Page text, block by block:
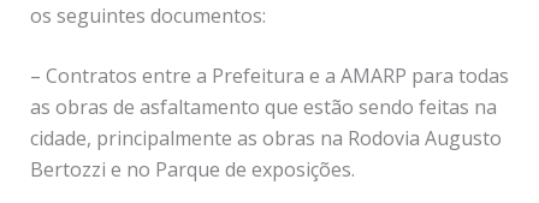
os seguintes documentos:
– Contratos entre a Prefeitura e a AMARP para todas
as obras de asfaltamento que estão sendo feitas na
cidade, principalmente as obras na Rodovia Augusto
Bertozzi e no Parque de exposições.